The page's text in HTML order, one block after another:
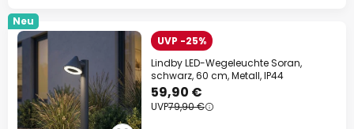
Neu
UVP -25%
Lindby LED-Wegeleuchte Soran,
schwarz, 60 cm, Metall, IP44
59,90 €
UVP79,90 €